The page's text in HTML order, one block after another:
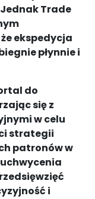
Trade
ekspedycja
płynnie i
do
się z
w celu
strategii
patronów w
i